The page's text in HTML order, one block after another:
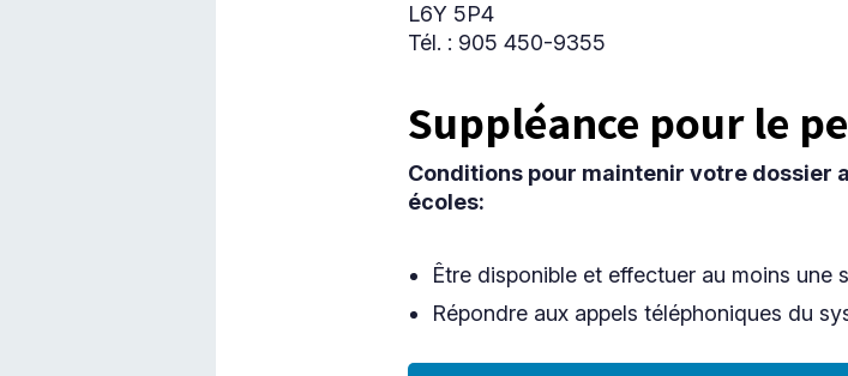
L6Y 5P4
Tél. : 905 450-9355
Suppléance pour le
Conditions pour maintenir votre dossier
écoles:
Être disponible et effectuer au moins une
Répondre aux appels téléphoniques du